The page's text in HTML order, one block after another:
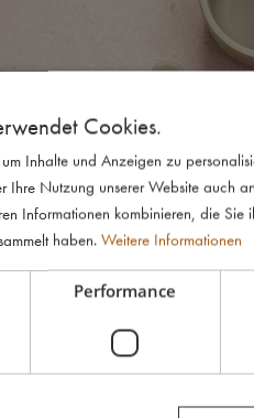
Cookies.
Inhalte und Anzeigen zu
Ihre Nutzung unserer Website auch
Informationen kombinieren, die
haben. Weitere Informationen
Performance